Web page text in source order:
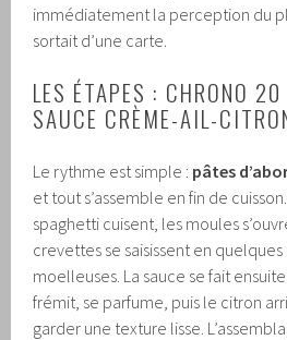
immédiatement la perception du
sortait d’une carte.
LES ÉTAPES : CHRONO
SAUCE CRÈME-AIL-
Le rythme est simple : pâtes
et tout s’assemble en fin de
spaghetti cuisent, les moules
crevettes se saisissent en
moelleuses. La sauce se fait
frémit, se parfume, puis le citron
garder une texture lisse.